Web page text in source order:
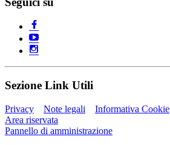
Sezione Link Utili
Privacy Note legali
Informativa Cookie
Area riservata
Pannello di amministrazione